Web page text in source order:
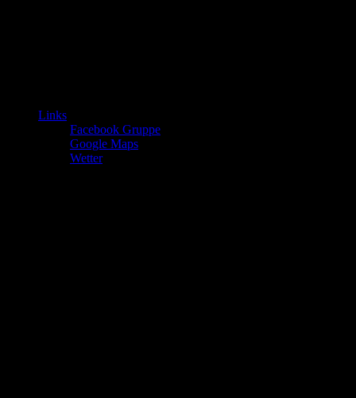
Links
Facebook Gruppe
Google Maps
Wetter